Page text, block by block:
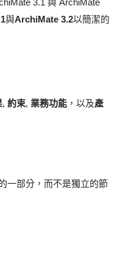
3.1 與 ArchiMate
與ArchiMate 3.2以簡潔的
, 約束, 業務功能 ，以及產
一部分，而不是獨立的節